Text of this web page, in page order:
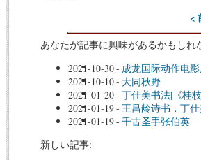
<
あなたが記事に興味があるかもしれ
2021-10-30- 成龙国际动作电
2021-10-10- 大同秋野
2021-01-20- 丁仕美书法|《桂
2021-01-19- 王昌龄诗书，丁
2021-01-19- 千古圣手张伯英
新しい記事: